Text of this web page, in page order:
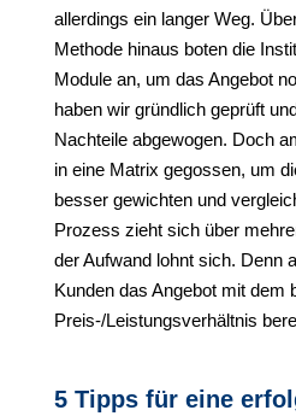
allerdings ein langer Weg.
Methode hinaus boten die
Module an, um das Angebot
haben wir gründlich geprüft
Nachteile abgewogen. Doch
in eine Matrix gegossen, um
besser gewichten und
Prozess zieht sich über
der Aufwand lohnt sich. Denn
Kunden das Angebot mit dem
Preis-/Leistungsverhältnis
5 Tipps für eine